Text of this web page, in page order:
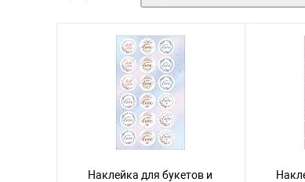
Наклейка для букетов и